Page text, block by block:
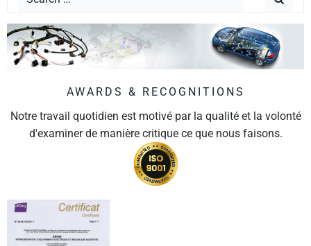
AWARDS & RECOGNITIONS
Notre travail quotidien est motivé par la qualité et la volonté
d'examiner de manière critique ce que nous faisons.